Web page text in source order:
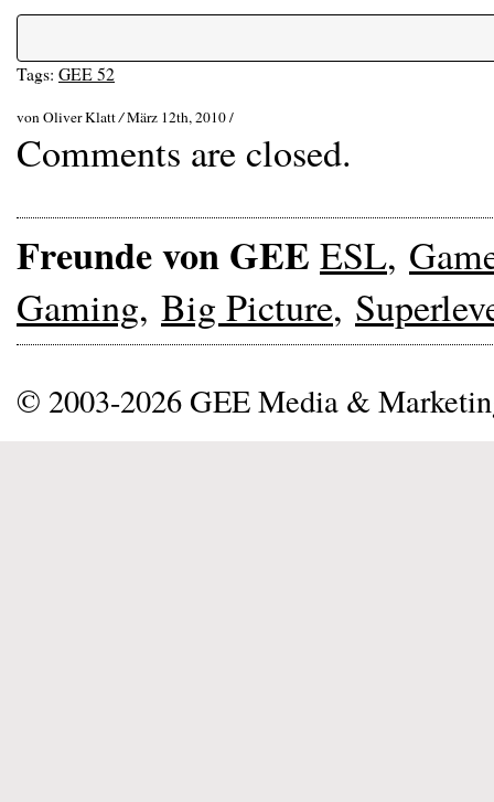
Tags: GEE 52
von Oliver Klatt/März 12th, 2010 /
Comments are closed.
Freunde von GEE ESL,
Gaming, Big Picture,
© 2003-2026 GEE Media &